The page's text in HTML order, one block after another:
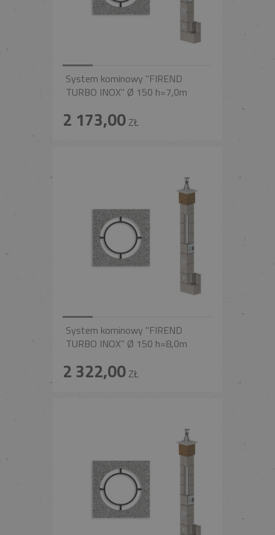
System kominowy "FIREND
TURBO INOX" Ø 150 h=7,0m
2 173,00ZŁ
System kominowy "FIREND
TURBO INOX" Ø 150 h=8,0m
2 322,00ZŁ